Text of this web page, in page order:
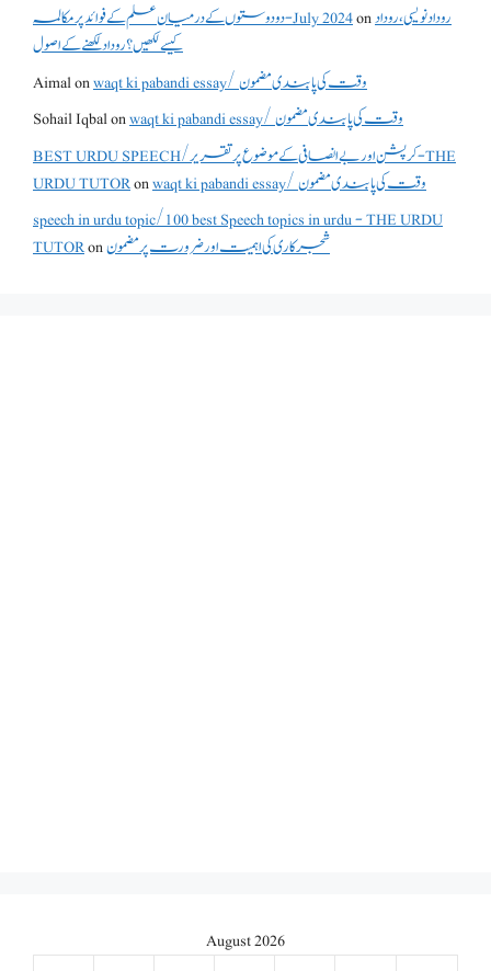
دو دوستوں کے درمیان علم کے فوائد پر مکالمہ - July 2024onروداد نویسی ،روداد
کیسے لکھیں؟ روداد لکھنے کے اصول
Aimalon
waqt ki pabandi essay/ وقت کی پابندی مضمون
Sohail Iqbalon
waqt ki pabandi essay/ وقت کی پابندی مضمون
BEST URDU SPEECH/کرپشن اور بے انصافی کے موضوع پر تقریر - THE
URDU TUTORon
waqt ki pabandi essay/ وقت کی پابندی مضمون
speech in urdu topic/100 best Speech topics in urdu - THE URDU
TUTORonشجرکاری کی اہمیت اور ضرورت پر مضمون
August 2026